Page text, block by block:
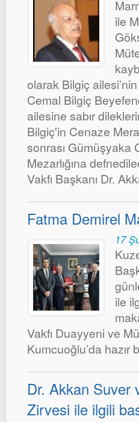
ile
olarak Bilgiç
Cemal Bilgiç
ailesine sabır
Bilgiç'in Cenaze
sonrası Gümüşyaka
Mezarlığına
Vakfı Başkanı Dr.
Fatma Demirel
17
ile
Vakfı Duayyeni ve
Kumcuoğlu’da hazır
Dr. Akkan Suver
Zirvesi ile ilgili